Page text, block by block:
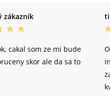
zákazník
cakal som ze mi bude
skor ale da sa to